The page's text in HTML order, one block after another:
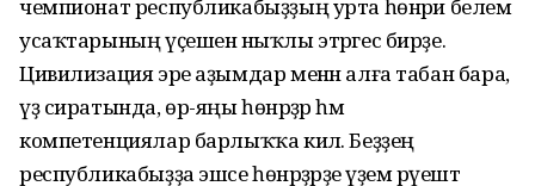
чемпионат республикабыҙҙың урта һөнәри белем
усаҡтарының үҫешенә ныҡлы этәргес бирҙе.
Цивилизация эре аҙымдар менән алға табан бара,
үҙ сиратында, өр-яңы һөнәрҙәр һәм
компетенциялар барлыҡҡа килә. Беҙҙең
республикабыҙҙа эшсе һөнәрҙәрҙе әүҙем рәүештә